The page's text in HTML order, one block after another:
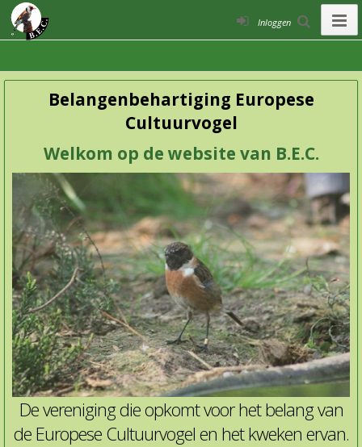
Inloggen
Belangenbehartiging Europese
Cultuurvogel
Welkom op de website van B.E.C.
De vereniging die opkomt voor het belang van
de Europese Cultuurvogel en het kweken ervan.